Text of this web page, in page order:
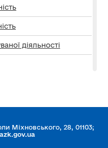
діяльності
Міхновського, 28, 01103;